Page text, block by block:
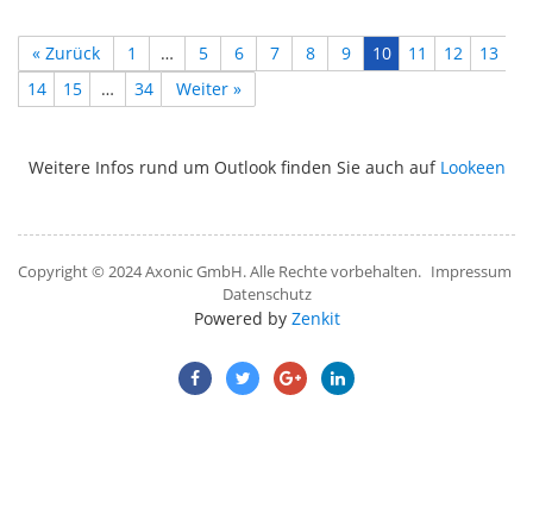
« Zurück 1 … 5 6 7 8 9 10 11 12
13
14
15 … 34 Weiter »
Weitere Infos rund um Outlook finden Sie auch auf Lookeen
Copyright © 2024 Axonic GmbH. Alle Rechte vorbehalten. Impressum
Datenschutz
Powered by Zenkit